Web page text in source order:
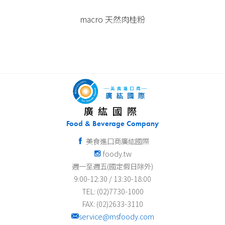
macro 紅薑黃粉
廣紘國際
Food & Beverage Company
美食進口商廣紘國際
foody.tw
週一至週五(國定假日除外)
9:00-12:30 / 13:30-18:00
TEL: (02)7730-1000
FAX: (02)2633-3110
service@msfoody.com